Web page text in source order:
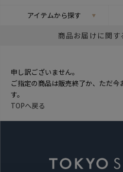
アイテムから探す
商品お届けに関す
申し訳ございません。
ご指定の商品は販売終了か、ただ
す。
TOPへ戻る